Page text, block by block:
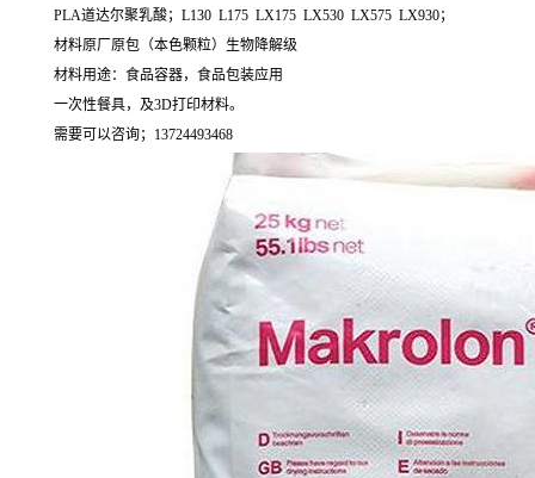
PLA道达尔聚乳酸；L130 L175 LX175 LX530 LX575 LX930；
材料原厂原包（本色颗粒）生物降解级
材料用途：食品容器，食品包装应用
一次性餐具，及3D打印材料。
需要可以咨询；13724493468